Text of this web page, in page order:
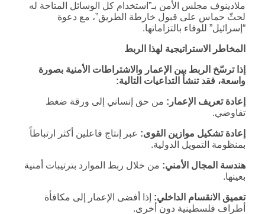
ملادينوف مجلس الأمن بـ”استخدام كل الوسائل المتاحة له
لحثّ حماس على قبول خارطة الطريق”، مع دعوة
“إسرائيل” للوفاء بالتزاماتها.
المخاطر الاستراتيجية لهذا الربط
إذا ترسّخ الربط بين الإعمار والاشتراطات الأمنية بصورة
واسعة، فقد تنشأ التداعيات التالية:
إعادة تعريف الإعمار: من حق إنساني إلى ورقة ضغط
تفاوضي.
إعادة تشكيل موازين القوى: عبر إنتاج فاعلين أكثر ارتباطاً
بمنظومة التمويل الدولية.
هندسة المجال الأمني: من خلال ربط الموارد بترتيبات أمنية
بعينها.
تعميق الانقسام الداخلي: إذا أفضى الإعمار إلى مكافأة
أطراف فلسطينية دون أخرى.